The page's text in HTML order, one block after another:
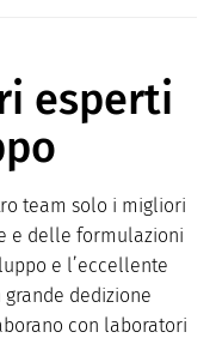
esperti
team solo i migliori
e delle formulazioni
e l’eccellente
dedizione
con laboratori